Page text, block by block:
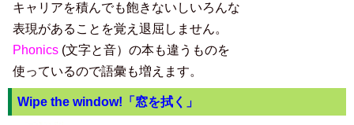
キャリアを積んでも飽きないしいろんな
表現があることを覚え退屈しません。
Phonics (文字と音）の本も違うものを
使っているので語彙も増えます。
Wipe the window! 「窓を拭く」